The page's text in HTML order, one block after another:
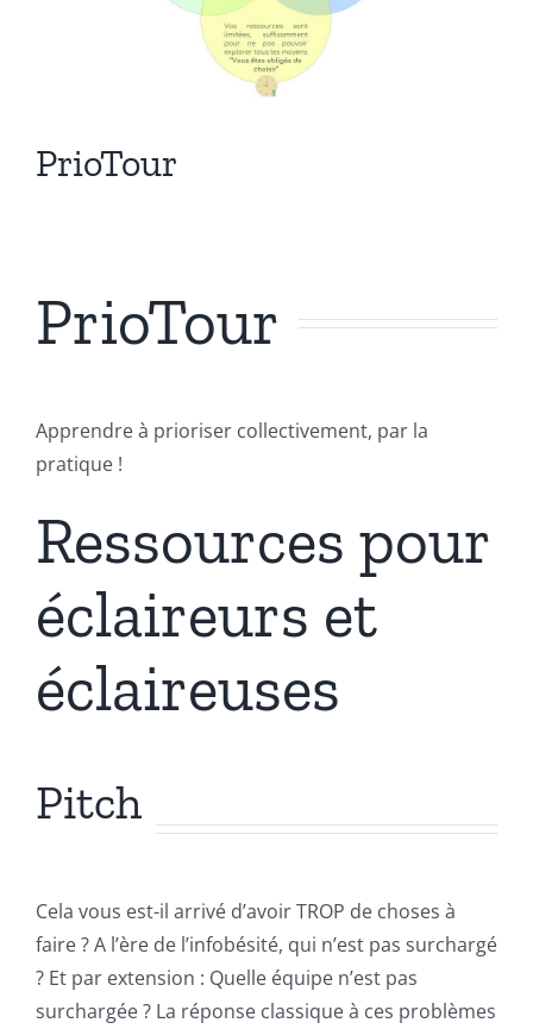
PrioTour
PrioTour
Apprendre à prioriser collectivement, par la
pratique !
Ressources pour
éclaireurs et
éclaireuses
Pitch
Cela vous est-il arrivé d’avoir TROP de choses à
faire ? A l’ère de l’infobésité, qui n’est pas surchargé
? Et par extension : Quelle équipe n’est pas
surchargée ? La réponse classique à ces problèmes